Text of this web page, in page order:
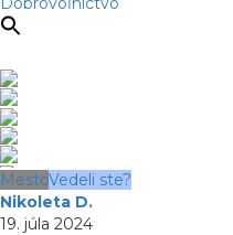
MestoVedeli ste?
Nikoleta D.
19. júla 2024